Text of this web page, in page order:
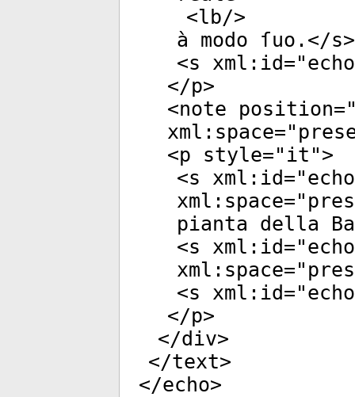
<lb/>
à modo ſuo.</s>
<s xml:id="
</p>
<note position
xml:space="
<p style=" it ">
<s xml:id="
xml:space="
pianta della
<s xml:id="
xml:space="
<s xml:id="
</p>
</div>
</text>
</echo>